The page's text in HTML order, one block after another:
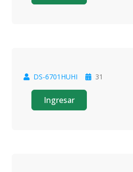
Oferta
DS-6701HUHI 31
Ingresar